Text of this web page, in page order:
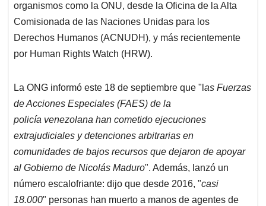
organismos como la ONU, desde la Oficina de la Alta
Comisionada de las Naciones Unidas para los
Derechos Humanos (ACNUDH), y más recientemente
por Human Rights Watch (HRW).
La ONG informó este 18 de septiembre que "l as Fuerzas
de Acciones Especiales (FAES) de la
policía venezolana han cometido ejecuciones
extrajudiciales y detenciones arbitrarias en
comunidades de bajos recursos que dejaron de apoyar
al Gobierno de Nicolás Maduro". Además, lanzó un
número escalofriante: dijo que desde 2016, "casi
18.000" personas han muerto a manos de agentes de